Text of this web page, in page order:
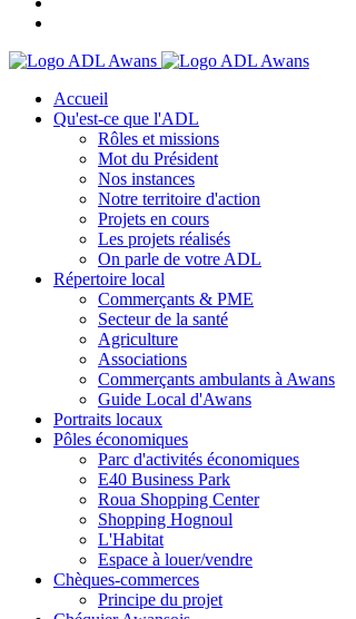
Accueil
Qu'est-ce que l'ADL
Rôles et missions
Mot du Président
Nos instances
Notre territoire d'action
Projets en cours
Les projets réalisés
On parle de votre ADL
Répertoire local
Commerçants & PME
Secteur de la santé
Agriculture
Associations
Commerçants ambulants à Awans
Guide Local d'Awans
Portraits locaux
Pôles économiques
Parc d'activités économiques
E40 Business Park
Roua Shopping Center
Shopping Hognoul
L'Habitat
Espace à louer/vendre
Chèques-commerces
Principe du projet